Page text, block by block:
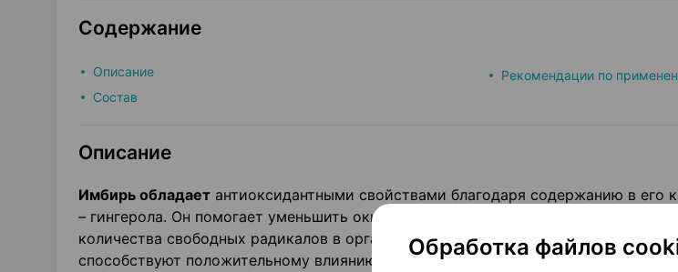
Содержание
Описание
Состав
Рекомендации по
Описание
Имбирь обладает антиоксидантными свойствами благодаря содержанию в его
– гингерола. Он помогает уменьшить окислительный стресс, который является
количества свободных радикалов в организме. Содержащиеся в корне имбиря
способствуют положительному влиянию на иммунитет.Обработка файлов